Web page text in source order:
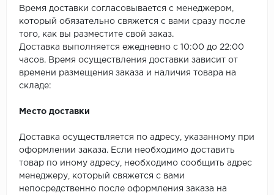
Wonderful Vinyl
Время доставки согласовывается с менеджером,
который обязательно свяжется с вами сразу после
того, как вы разместите свой заказ.
Доставка выполняется ежедневно с 10:00 до 22:00
часов. Время осуществления доставки зависит от
времени размещения заказа и наличия товара на
складе:
Место доставки
Доставка осуществляется по адресу, указанному при
оформлении заказа. Если необходимо доставить
товар по иному адресу, необходимо сообщить адрес
менеджеру, который свяжется с вами
непосредственно после оформления заказа на